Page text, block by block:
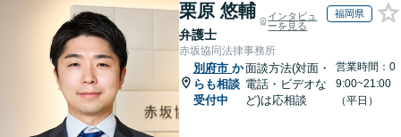
栗原 悠輔
弁護士
インタビュ
ーを見る
福岡県
赤坂協同法律事務所
別府市 か
らも相談
受付中
面談方法(対面・
電話・ビデオな
ど)は応相談
営業時間：0
9:00~21:00
（平日）